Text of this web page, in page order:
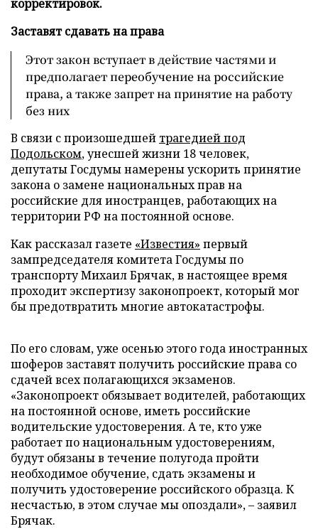
корректировок.
Заставят сдавать на права
Этот закон вступает в действие частями и
предполагает переобучение на российские
права, а также запрет на принятие на работу
без них
В связи с произошедшей трагедией под
Подольском, унесшей жизни 18 человек,
депутаты Госдумы намерены ускорить принятие
закона о замене национальных прав на
российские для иностранцев, работающих на
территории РФ на постоянной основе.
Как рассказал газете «Известия» первый
зампредседателя комитета Госдумы по
транспорту Михаил Брячак, в настоящее время
проходит экспертизу законопроект, который мог
бы предотвратить многие автокатастрофы.
По его словам, уже осенью этого года иностранных
шоферов заставят получить российские права со
сдачей всех полагающихся экзаменов.
«Законопроект обязывает водителей, работающих
на постоянной основе, иметь российские
водительские удостоверения. А те, кто уже
работает по национальным удостоверениям,
будут обязаны в течение полугода пройти
необходимое обучение, сдать экзамены и
получить удостоверение российского образца. К
несчастью, в этом случае мы опоздали», – заявил
Брячак.